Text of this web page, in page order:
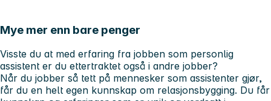
Mye mer enn bare penger
Visste du at med erfaring fra jobben som personlig
assistent er du ettertraktet også i andre jobber?
Når du jobber så tett på mennesker som assistenter gjør,
får du en helt egen kunnskap om relasjonsbygging. Du får